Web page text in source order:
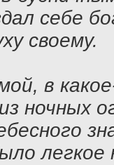
себе
своему.
в
ночных
легкое